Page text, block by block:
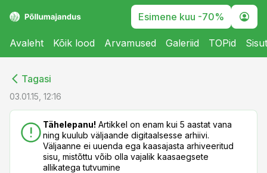
Esimene kuu -70%
Avaleht Kõik lood Arvamused Galeriid TOPid
Tagasi
03.01.15, 12:16
Tähelepanu! Artikkel on enam kui 5 aastat vana
ning kuulub väljaande digitaalsesse arhiivi.
Väljaanne ei uuenda ega kaasajasta arhiveeritud
sisu, mistõttu võib olla vajalik kaasaegsete
allikatega tutvumine